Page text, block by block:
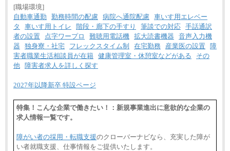
[職場環境]
自動車通勤
勤務時間の配慮 病院へ通院配慮 車いす用エレベー
タ
車いす用トイレ 階段・廊下の手すり 筆談での対応 手話通訳
者の設置
点字ワープロ 難聴用電話機 拡大読書機器
音声入力機
器
独身寮・社宅 フレックスタイム制 在宅勤務 産業医の設置
障
害者職業生活相談員が在籍 健康管理室・休憩室などがある
その
他
障害者求人を詳しく探す
2027年以降新卒 特設ページ
特集！こんな企業で働きたい！：新規事業進出に意欲的な企業の
求人情報一覧です。
障がい者の採用・転職支援のクローバーナビなら、充実した障が
い者就職支援、仕事情報をご提供いたします。